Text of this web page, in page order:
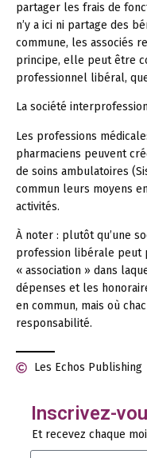
partager les frais de
n’y a ici ni partage des
commune, les associés
principe, elle peut être
professionnel libéral,
La société
Les professions
pharmaciens peuvent
de soins ambulatoires
commun leurs moyens
activités.
À noter : plutôt qu’une
profession libérale peut
« association » dans
dépenses et les
en commun, mais où
responsabilité.
Les Echos Publishing
Inscrivez-
Et recevez chaque